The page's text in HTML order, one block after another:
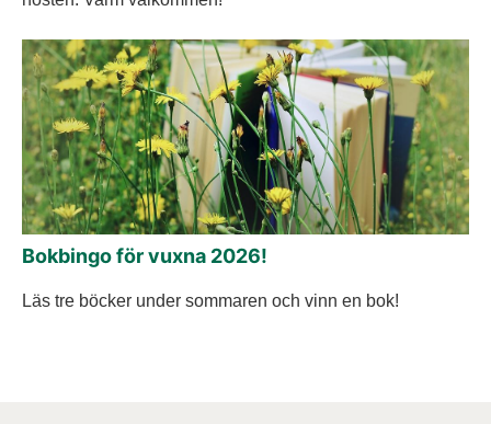
Bokbingo för vuxna 2026!
Läs tre böcker under sommaren och vinn en bok!